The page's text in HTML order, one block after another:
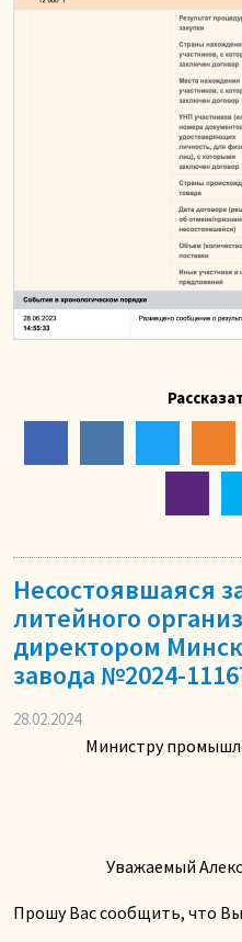
Несостоявшаяся
литейного
директором
завода №2024-
28.02.2024
Министру
Уважаемый
Прошу Вас сообщить, что